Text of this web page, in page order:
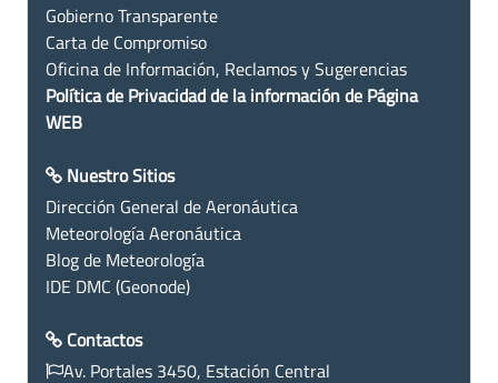
Gobierno Transparente
Carta de Compromiso
Oficina de Información, Reclamos y Sugerencias
Política de Privacidad de la información de Página
WEB
Nuestro Sitios
Dirección General de Aeronáutica
Meteorología Aeronáutica
Blog de Meteorología
IDE DMC (Geonode)
Contactos
Av. Portales 3450, Estación Central